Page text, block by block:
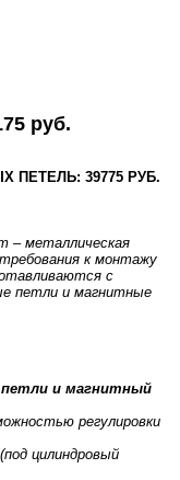
руб.
ПЕТЕЛЬ: 39775 РУБ.
– металлическая
к монтажу
с
петли и магнитные
петли и магнитный
регулировки
цилиндровый